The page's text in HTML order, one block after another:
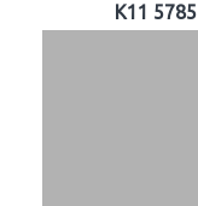
K11 5785